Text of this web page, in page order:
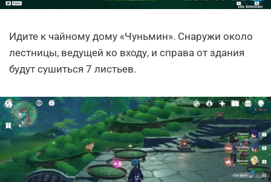
Идите к чайному дому «Чуньмин». Снаружи около
лестницы, ведущей ко входу, и справа от здания
будут сушиться 7 листьев.